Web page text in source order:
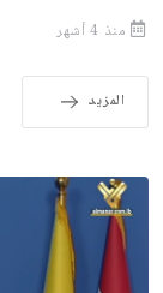
منذ 4 أشهر
المزيد